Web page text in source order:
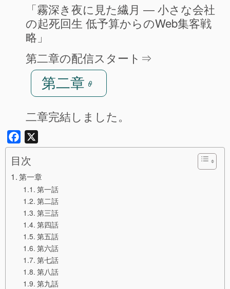
「霧深き夜に見た繊月 ― 小さな会社
の起死回生 低予算からのWeb集客戦
略」
第二章の配信スタート⇒
第二章
二章完結しました。
Facebook
目次
第一章
第一話
第二話
第三話
第四話
第五話
第六話
第七話
第八話
第九話